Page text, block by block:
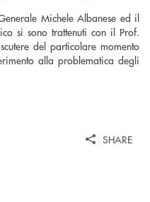
Michele Albanese ed il
si sono trattenuti con il Prof.
del particolare momento
alla problematica degli
SHARE